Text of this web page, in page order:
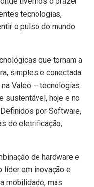
tecnologias,
o pulso do mundo
que tornam a
simples e conectada.
Valeo – tecnologias
sustentável, hoje e no
por Software,
de eletrificação,
de hardware e
líder em inovação e
mobilidade, mas